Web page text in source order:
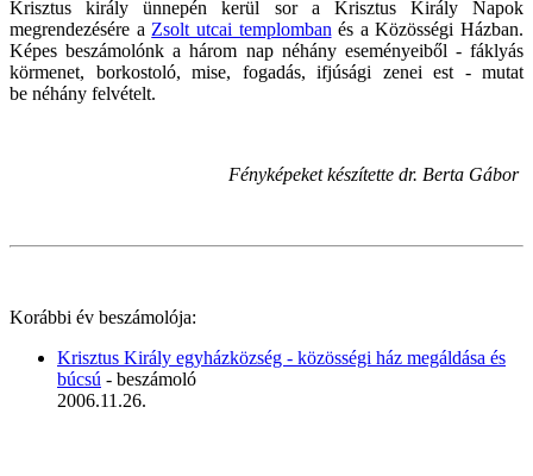
Krisztus király ünnepén kerül sor a Krisztus Király Napok
megrendezésére a Zsolt utcai templomban és a Közösségi Házban.
Képes beszámolónk a három nap néhány eseményeiből - fáklyás
körmenet, borkostoló, mise, fogadás, ifjúsági zenei est - mutat
be néhány felvételt.
Fényképeket készítette dr. Berta Gábor
Korábbi év beszámolója:
Krisztus Király egyházközség - közösségi ház megáldása és
búcsú - beszámoló
2006.11.26.